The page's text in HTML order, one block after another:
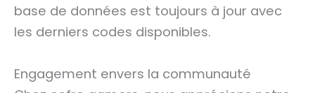
base de données est toujours à jour avec
les derniers codes disponibles.
Engagement envers la communauté